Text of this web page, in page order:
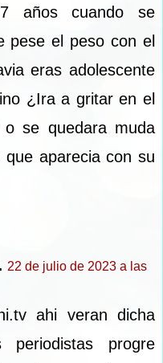
años cuando se
pese el peso con el
eras adolescente
¿Ira a gritar en el
o se quedara muda
aparecia con su
22 de julio de 2023 a las
ahi veran dicha
progre